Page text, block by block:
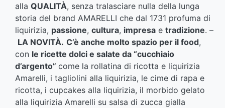
alla QUALITÀ, senza tralasciare nulla della lunga
storia del brand AMARELLI che dal 1731 profuma di
liquirizia, passione, cultura, impresa e tradizione. –
LA NOVITÀ. C’è anche molto spazio per il food,
con le ricette dolci e salate da “cucchiaio
d’argento” come la rollatina di ricotta e liquirizia
Amarelli, i tagliolini alla liquirizia, le cime di rapa e
ricotta, i cupcakes alla liquirizia, il morbido gelato
alla liquirizia Amarelli su salsa di zucca gialla